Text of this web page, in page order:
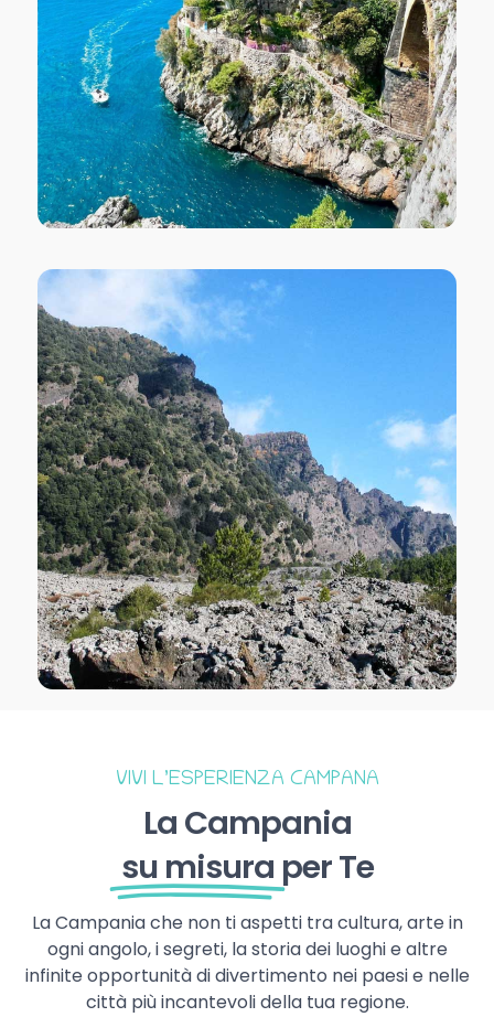
VIVI L’ESPERIENZA CAMPANA
La Campania
su misura per Te
La Campania che non ti aspetti tra cultura, arte in
ogni angolo, i segreti, la storia dei luoghi e altre
infinite opportunità di divertimento nei paesi e nelle
città più incantevoli della tua regione.